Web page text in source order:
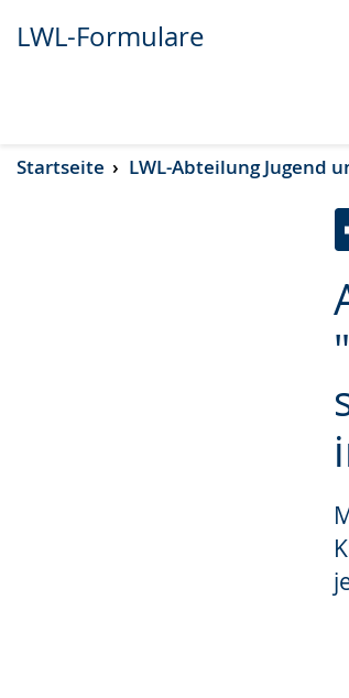
Transkript anzeigen
Abspielen
Pausieren
LWL-Formulare
Startseite LWL-Abteilung Jugend
in